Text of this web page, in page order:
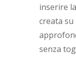
inserire
creata su
senza